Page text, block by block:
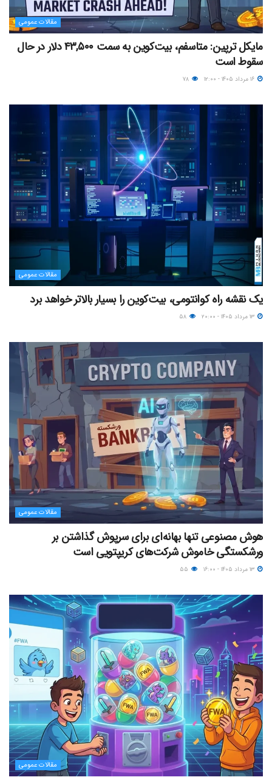
مقالات عمومی
مایکل ترپین: متاسفم، بیت‌کوین به سمت ۴۳,۵۰۰ دلار در حال
سقوط است
مقالات عمومی
یک نقشه راه کوانتومی، بیت‌کوین را بسیار بالاتر خواهد برد
مقالات عمومی
هوش مصنوعی تنها بهانه‌ای برای سرپوش گذاشتن بر
ورشکستگی خاموش شرکت‌های کریپتویی است
مقالات عمومی